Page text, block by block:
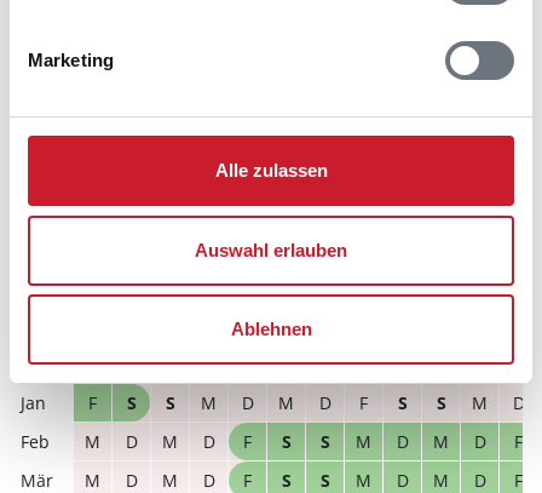
Marketing
Alle zulassen
Auswahl erlauben
Ablehnen
frei gewählter Zeitraum
2026 1 2 3 4 5 6 7 8 9 10 11
12
S
2027 1 2 3 4 5 6 7 8 9 10 11
12
F
S S M D M D F S S M
D
M
D M D F S S M D M D
F
M
D M D F S S M D M D
F